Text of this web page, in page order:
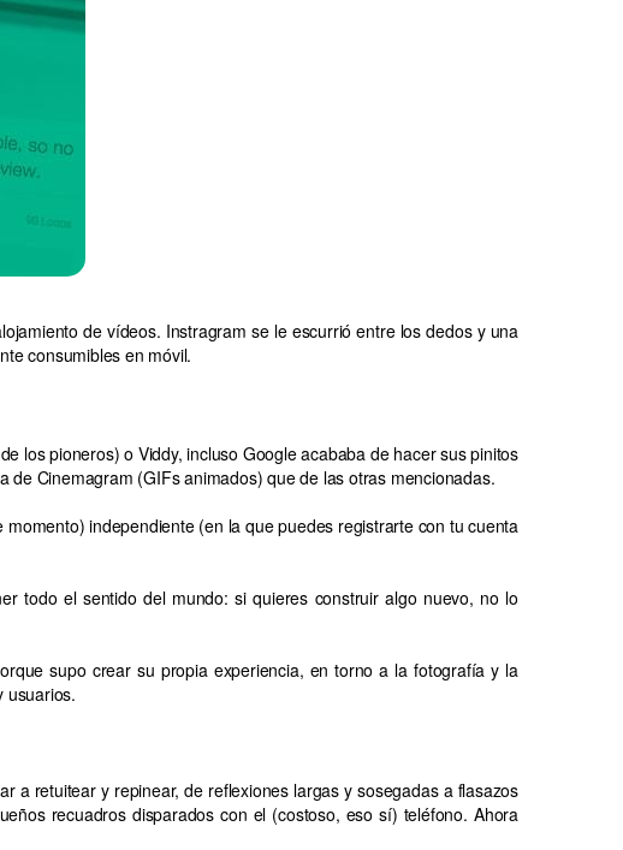
de vídeos. Instragram se le escurrió entre los dedos y una
consumibles en móvil.
los pioneros) o Viddy, incluso Google acababa de hacer sus pinitos
Cinemagram (GIFs animados) que de las otras mencionadas.
independiente (en la que puedes registrarte con tu cuenta
todo el sentido del mundo: si quieres construir algo nuevo, no lo
supo crear su propia experiencia, en torno a la fotografía y la
usuarios.
a retuitear y repinear, de reflexiones largas y sosegadas a flasazos
recuadros disparados con el (costoso, eso sí) teléfono. Ahora